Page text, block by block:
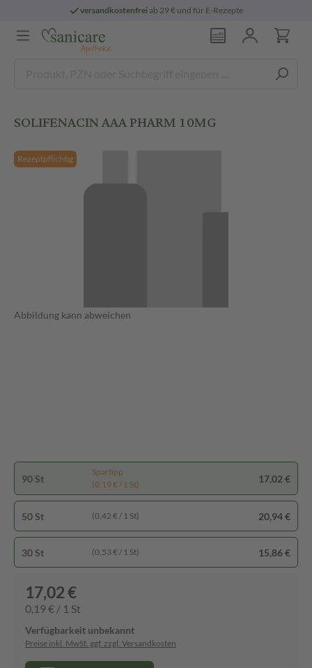
versandkostenfreiab 29 € und für E-Rezepte
SOLIFENACIN AAA PHARM 10MG
Rezeptpflichtig
Abbildung kann abweichen
90 St
Spartipp
(0,19 € / 1 St)
17,02 €
50 St (0,42 € / 1 St) 20,94 €
30 St (0,53 € / 1 St) 15,86 €
17,02 €
0,19 € / 1 St
Verfügbarkeit unbekannt
Preise inkl. MwSt. ggf. zzgl. Versandkosten